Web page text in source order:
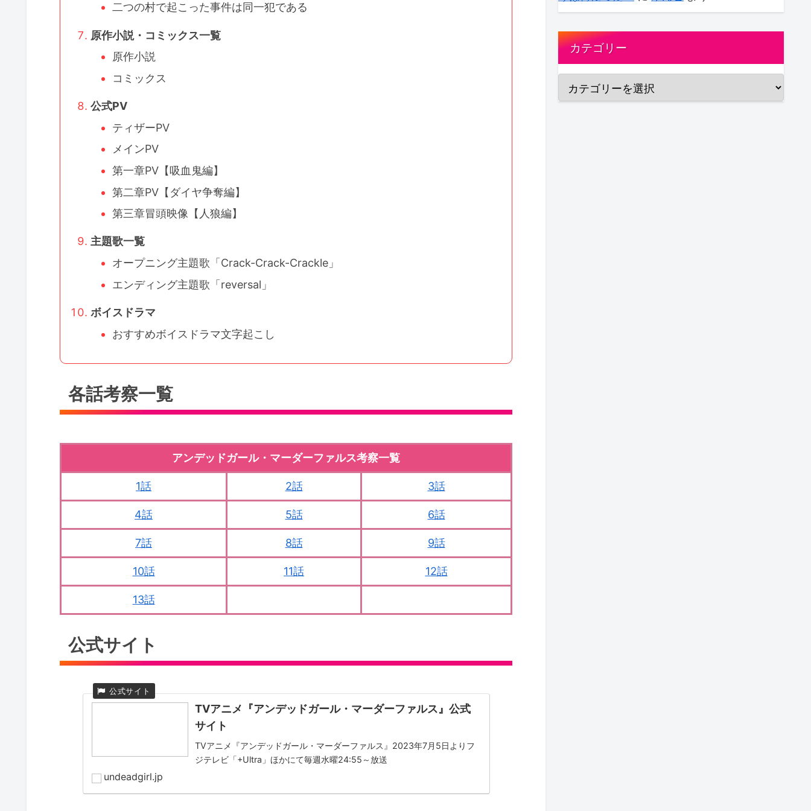
二つの村で起こった事件は同一犯である
原作小説・コミックス一覧
原作小説
コミックス
公式PV
ティザーPV
メインPV
第一章PV【吸血鬼編】
第二章PV【ダイヤ争奪編】
第三章冒頭映像【人狼編】
主題歌一覧
オープニング主題歌「Crack-Crack-Crackle」
エンディング主題歌「reversal」
ボイスドラマ
おすすめボイスドラマ文字起こし
各話考察一覧
アンデッドガール・マーダーファルス考察一覧
1話 2話 3話
4話 5話 6話
7話 8話 9話
10話 11話 12話
13話
公式サイト
TVアニメ『アンデッドガール・マーダーファルス』公式
サイト
TVアニメ『アンデッドガール・マーダーファルス』2023年7月5日よりフ
ジテレビ「+Ultra」ほかにて毎週水曜24:55～放送
undeadgirl.jp
カテゴリー